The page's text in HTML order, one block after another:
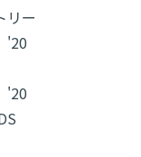
リー
'20
'20